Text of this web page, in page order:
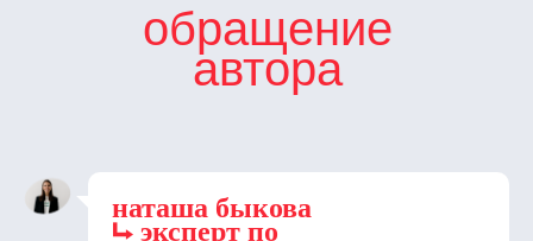
обращение
автора
наташа быкова
⮡ эксперт по